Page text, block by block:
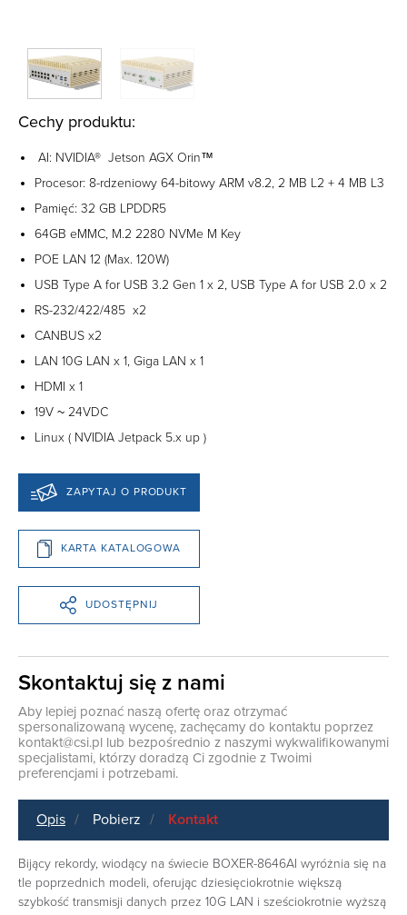
Cechy produktu:
AI: NVIDIA® Jetson AGX Orin™
Procesor: 8-rdzeniowy 64-bitowy ARM v8.2, 2 MB L2 + 4 MB L3
Pamięć: 32 GB LPDDR5
64GB eMMC, M.2 2280 NVMe M Key
POE LAN 12 (Max. 120W)
USB Type A for USB 3.2 Gen 1 x 2, USB Type A for USB 2.0 x 2
RS-232/422/485 x2
CANBUS x2
LAN 10G LAN x 1, Giga LAN x 1
HDMI x 1
19V ~ 24VDC
Linux ( NVIDIA Jetpack 5.x up )
ZAPYTAJ O PRODUKT
KARTA KATALOGOWA
UDOSTĘPNIJ
Skontaktuj się z nami
Aby lepiej poznać naszą ofertę oraz otrzymać
spersonalizowaną wycenę, zachęcamy do kontaktu poprzez
kontakt@csi.pl lub bezpośrednio z naszymi wykwalifikowanymi
specjalistami, którzy doradzą Ci zgodnie z Twoimi
preferencjami i potrzebami.
Opis Pobierz Kontakt
Bijący rekordy, wiodący na świecie BOXER-8646AI wyróżnia się na
tle poprzednich modeli, oferując dziesięciokrotnie większą
szybkość transmisji danych przez 10G LAN i sześciokrotnie wyższą